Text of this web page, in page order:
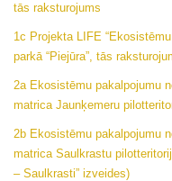
tās raksturojums
1c Projekta LIFE
parkā “Piejūra”, tās
2a Ekosistēmu pakalpojumu
matrica Jaunķemeru
2b Ekosistēmu pakalpojumu
matrica Saulkrastu
– Saulkrasti” izveides)